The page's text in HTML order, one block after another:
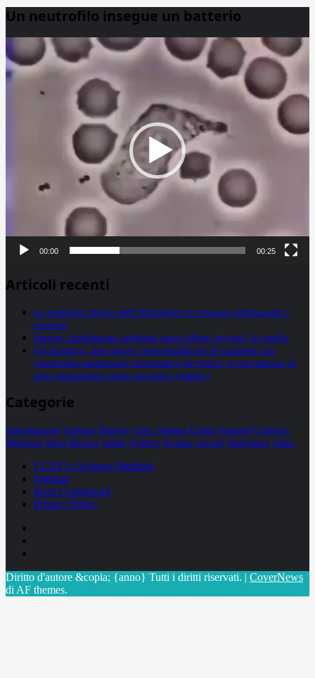
Un neutrofilo insegue un batterio
Player
00:00 00:25
Articoli recenti
La proteina chiave dell’Alzheimer si propaga utilizzando i
neuroni
Statine: inutilmente attribuiti molti effetti avversi, lo studio
Un farmaco, due nuove opportunità per le pazienti con
carcinoma mammario metastatico hr+/her2- e con tumore al
seno metastatico triplo negativo (mtnbc)
Categorie
alimentazione biologia Biology Com. Stampa Epatiti featured Genetica
Medicina News Ricerca Salute Science Scienza vaccini Veterinaria video
CCSVI e Sclerosi Multipla
Sitemap
Invia Comunicati
Privacy Policy
Diritto d'autore &copia; {anno} Tutti i diritti riservati. | CoverNews
di AF themes.